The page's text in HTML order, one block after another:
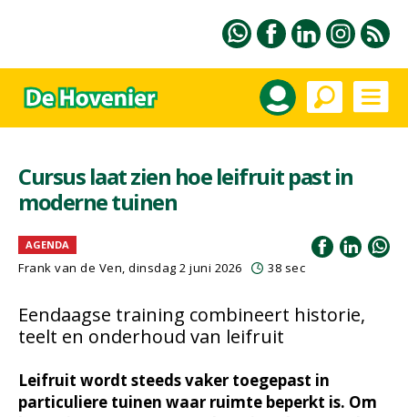
Cursus laat zien hoe leifruit past in
moderne tuinen
AGENDA
Frank van de Ven, dinsdag 2 juni 2026 38 sec
Eendaagse training combineert historie,
teelt en onderhoud van leifruit
Leifruit wordt steeds vaker toegepast in
particuliere tuinen waar ruimte beperkt is. Om